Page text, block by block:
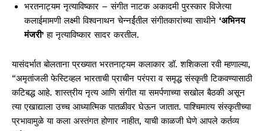
भरतनाट्यम नृत्याविष्कार – संगीत नाटक अकादमी पुरस्कार विजेत्या
कलाईमामणी लक्ष्मी विश्वनाथन चेन्नर्ईतील संगीतकारांच्या साथीने ‘अभिनय
मंजरी’ हा नृत्याविष्कार सादर करतील.
यासंदर्भात बोलताना प्रख्यात भरतनाट्यम कलाकार डॉ. शशिकला रवी म्हणाल्या,
“अमृतांजली फेस्टिव्हल भारताची प्राचीन परंपरा व समृद्ध संस्कृती टिकवण्यासाठी
कटिबद्ध आहे. शास्त्रीय नृत्य आणि संगीत या समर्पणाच्या सखोल बैठकी असून
त्या एखाद्याला उच्च आध्यात्मिक पातळीवर घेऊन जातात. पाश्चिमात्य संस्कृतीच्या
प्रभावामुळे या कला अस्तंगत होणार नाहीत, याची काळजी घेणे आपले कर्तव्य